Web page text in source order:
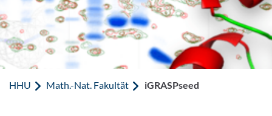
HHU Math.-Nat. Fakultät iGRASPseed